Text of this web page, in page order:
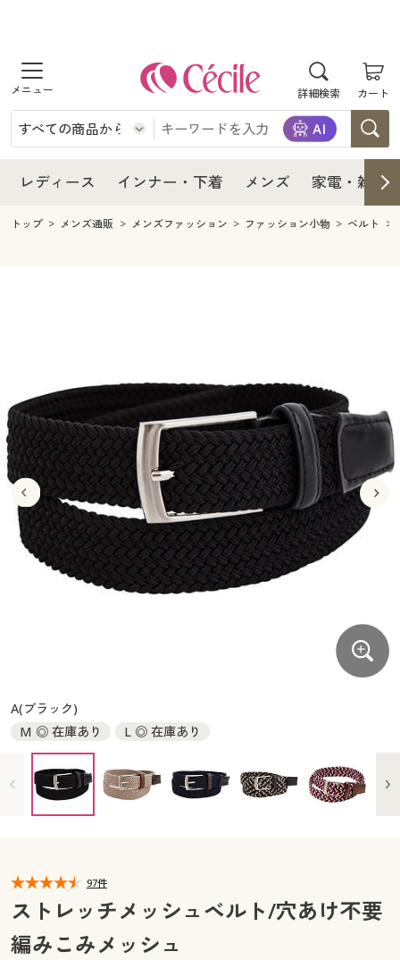
詳細検索 カート
商品を探す
レディース
レディースファッション
インナー・下着
インナー・下着通販すべて
メンズ
キッチン・雑貨・日用品
家具・収納
寝具・ベッド
カーテン・ラグ・ファブリック
美容・健康通販すべて
美容・健康・サプリメント
制服・スクール
制服・スクールすべて
制服・学生服
ジュニア・ティーンズ下着
大きいサイズ
大きいサイズ通販すべて
大きいサイズ レディース服
大きいサイズ 事務・制服
バーゲン
バーゲンセール
詳細検索
カタログ・チラシからのご注文
デジタルカタログ
カタログ無料プレゼント
マイページ
閲覧履歴
レディース インナー・下着 メンズ 家電・雑貨
レディース
レディース通販すべて
レディースファッション
インナー・下着
インナー・下着通販すべて
メンズ
寝具・ベッド
カーテン・ラグ・ファブリック
美容・健康・サプリメント
制服・スクールすべて
制服・学生服
ジュニア・ティーンズ下着
大きいサイズ
大きいサイズ通販すべて
大きいサイズ レディース服
大きいサイズ レディース下着
バーゲン
バーゲンセール
シークレットセール
詳細検索
商品カテゴリ一覧
カタログ無料プレゼント
会員メニュー
閲覧履歴
お気に入り
トップ メンズ通販 メンズファッション ファッション小物 ベルト
A(ブラック)
M ◎ 在庫あり
L ◎ 在庫あり
97件
ストレッチメッシュベルト/穴あけ不要
編みこみメッシュ